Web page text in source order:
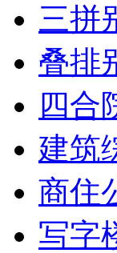
三拼
叠排
四合
建筑
商住
写字